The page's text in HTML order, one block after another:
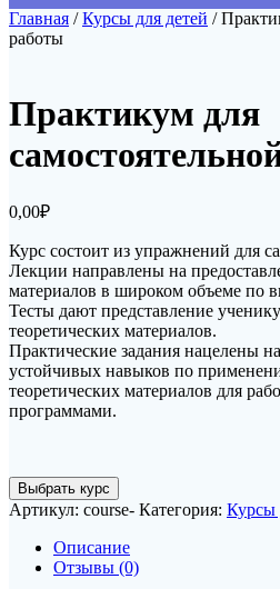
Главная /Курсы для детей /
работы
Практикум для
0,00₽
Курс состоит из упражнений для
Лекции направлены на
материалов в широком объеме по
Тесты дают представление
теоретических материалов.
Практические задания нацелены
устойчивых навыков по
теоретических материалов для
программами.
Количество
товара
Практикум
самостоятельной
Выбрать курс
Артикул: course- Категория: Курсы
Описание
Отзывы (0)